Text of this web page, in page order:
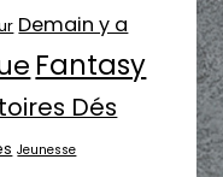
Demain y a
Fantasy
Dés
Jeunesse